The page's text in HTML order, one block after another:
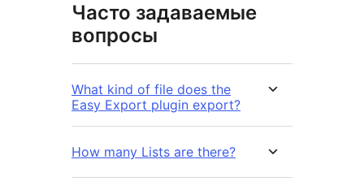
Часто задаваемые
вопросы
What kind of file does the
Easy Export plugin export?
How many Lists are there?